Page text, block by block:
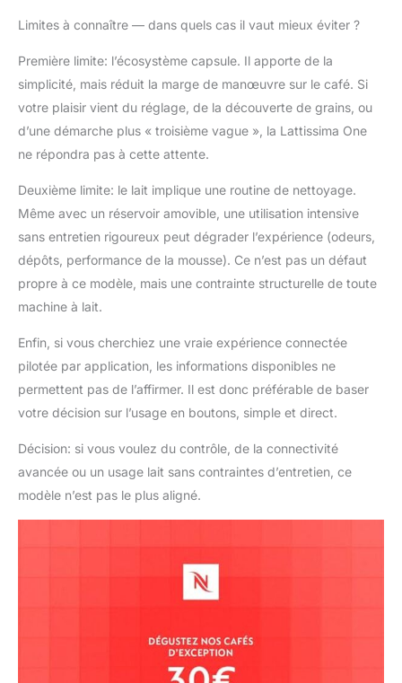
Limites à connaître — dans quels cas il vaut mieux éviter ?
Première limite: l’écosystème capsule. Il apporte de la
simplicité, mais réduit la marge de manœuvre sur le café. Si
votre plaisir vient du réglage, de la découverte de grains, ou
d’une démarche plus « troisième vague », la Lattissima One
ne répondra pas à cette attente.
Deuxième limite: le lait implique une routine de nettoyage.
Même avec un réservoir amovible, une utilisation intensive
sans entretien rigoureux peut dégrader l’expérience (odeurs,
dépôts, performance de la mousse). Ce n’est pas un défaut
propre à ce modèle, mais une contrainte structurelle de toute
machine à lait.
Enfin, si vous cherchiez une vraie expérience connectée
pilotée par application, les informations disponibles ne
permettent pas de l’affirmer. Il est donc préférable de baser
votre décision sur l’usage en boutons, simple et direct.
Décision: si vous voulez du contrôle, de la connectivité
avancée ou un usage lait sans contraintes d’entretien, ce
modèle n’est pas le plus aligné.